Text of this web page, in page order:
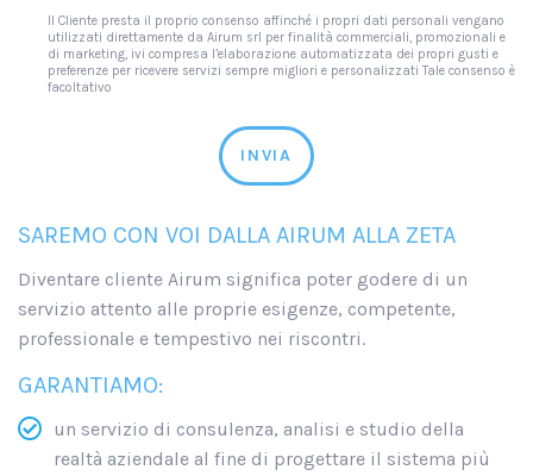
Il Cliente presta il proprio consenso affinché i propri dati personali vengano
utilizzati direttamente da Airum srl per finalità commerciali, promozionali e
di marketing, ivi compresa l’elaborazione automatizzata dei propri gusti e
preferenze per ricevere servizi sempre migliori e personalizzati Tale consenso è
facoltativo
INVIA
SAREMO CON VOI DALLA AIRUM ALLA ZETA
Diventare cliente Airum significa poter godere di un
servizio attento alle proprie esigenze, competente,
professionale e tempestivo nei riscontri.
GARANTIAMO:
un servizio di consulenza, analisi e studio della
realtà aziendale al fine di progettare il sistema più